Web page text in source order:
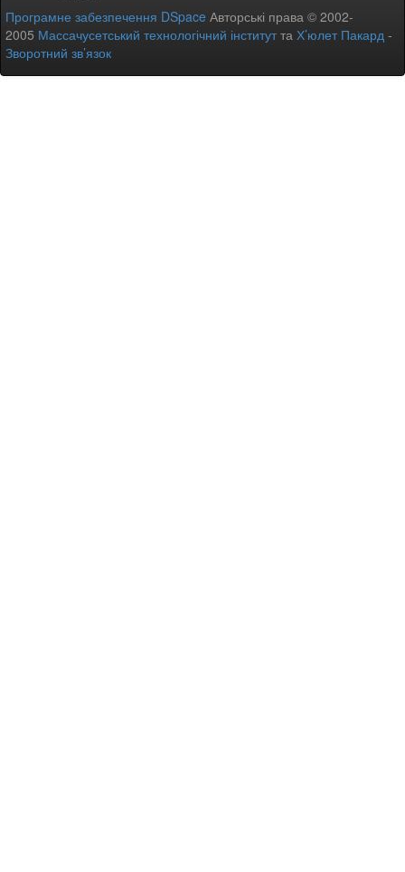
Програмне забезпечення DSpace Авторські права © 2002-
2005 Массачусетський технологічний інститутта Х’юлет Пакард -
Зворотний зв’язок